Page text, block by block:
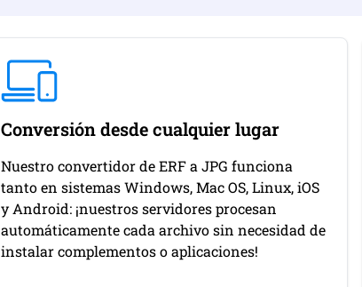
Conversión desde cualquier lugar
Nuestro convertidor de ERF a JPG funciona
tanto en sistemas Windows, Mac OS, Linux, iOS
y Android: ¡nuestros servidores procesan
automáticamente cada archivo sin necesidad de
instalar complementos o aplicaciones!